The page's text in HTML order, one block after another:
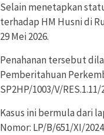
Selain menetapkan
terhadap HM Husni di
29 Mei 2026.
Penahanan tersebut
Pemberitahuan
SP2HP/1003/V/
Kasus ini bermula dari
Nomor: LP/B/651/XI/